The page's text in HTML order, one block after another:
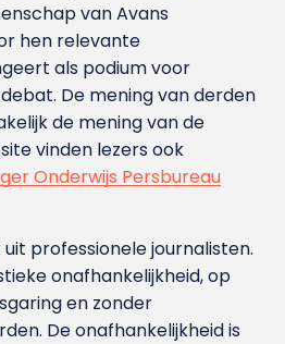
van Avans
hen relevante
als podium voor
De mening van derden
de mening van de
vinden lezers ook
Onderwijs Persbureau
professionele journalisten.
onafhankelijkheid, op
en zonder
De onafhankelijkheid is